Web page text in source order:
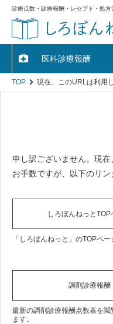
診療点数・診療報酬・レセプト・処
医科診療報酬
TOP 現在、このURLは利用
申し訳ございません。現在
お手数ですが、以下のリ
しろぼんねっとTOP
「しろぼんねっと」のTOPペー
調剤診療報酬
最新の調剤診療報酬点数表を閲
ます。